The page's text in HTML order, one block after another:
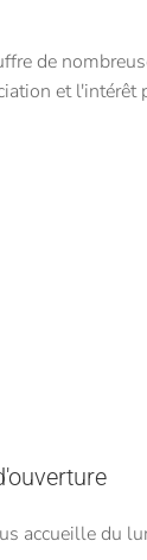
de
et l'intérêt
accueille du